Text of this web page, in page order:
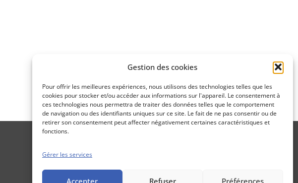
Gestion des cookies
Pour offrir les meilleures expériences, nous utilisons des technologies telles que les
cookies pour stocker et/ou accéder aux informations sur l'appareil. Le consentement à
ces technologies nous permettra de traiter des données telles que le comportement
de navigation ou des identifiants uniques sur ce site. Le fait de ne pas consentir ou de
retirer son consentement peut affecter négativement certaines caractéristiques et
fonctions.
Gérer les services
Accepter Refuser Préférences
notre méthode d'investissement
Propos Utiles est une publication